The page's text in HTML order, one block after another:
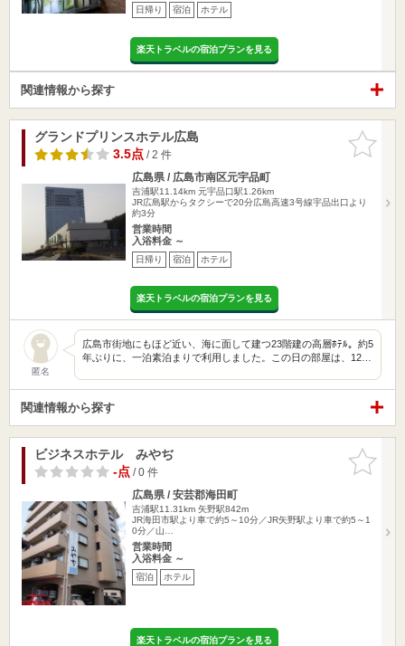
日帰り 宿泊 ホテル
楽天トラベルの宿泊プランを見る
関連情報から探す
お気に入
りに追加
グランドプリンスホテル広島
3.5点/ 2 件
広島県 / 広島市南区元宇品町
吉浦駅11.14km 元宇品口駅1.26km
JR広島駅からタクシーで20分広島高速3号線宇品出口より
約3分
営業時間
入浴料金 ～
日帰り 宿泊 ホテル
楽天トラベルの宿泊プランを見る
匿名
広島市街地にもほど近い、海に面して建つ23階建の高層ﾎﾃﾙ。約5
年ぶりに、一泊素泊まりで利用しました。この日の部屋は、12…
関連情報から探す
お気に入
りに追加
ビジネスホテル みやぢ
-点/ 0 件
広島県 / 安芸郡海田町
吉浦駅11.31km 矢野駅842m
JR海田市駅より車で約5～10分／JR矢野駅より車で約5～1
0分／山…
営業時間
入浴料金 ～
宿泊 ホテル
楽天トラベルの宿泊プランを見る